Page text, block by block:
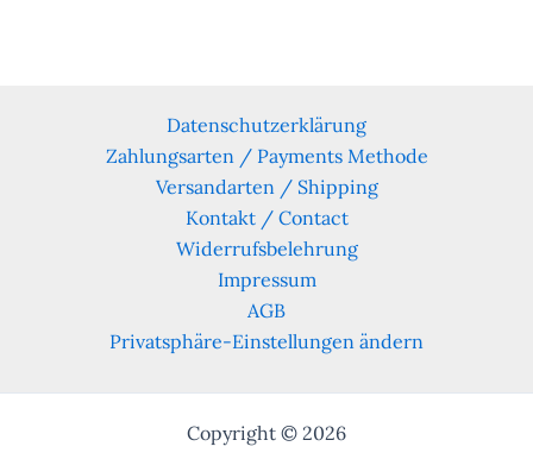
Datenschutzerklärung
Zahlungsarten / Payments Methode
Versandarten / Shipping
Kontakt / Contact
Widerrufsbelehrung
Impressum
AGB
Privatsphäre-Einstellungen ändern
Copyright © 2026